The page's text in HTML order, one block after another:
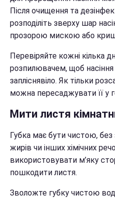
Після очищення та
розподіліть зверху шар
прозорою мискою або
Перевіряйте кожні кілька
розпилювачем, щоб
запліснявіло. Як тільки
можна пересаджувати її у
Мити листя
Губка має бути чистою,
жирів чи інших хімічних
використовувати м’яку
пошкодити листя.
Зволожте губку чистою